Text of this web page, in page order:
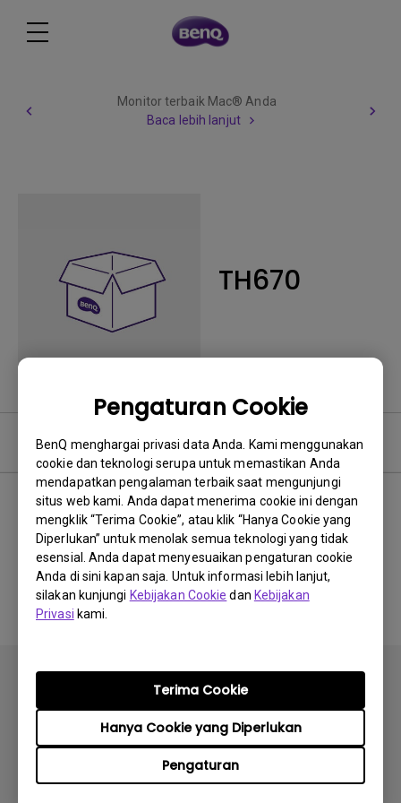
Pengaturan Cookie
BenQ menghargai privasi data Anda. Kami menggunakan
cookie dan teknologi serupa untuk memastikan Anda
mendapatkan pengalaman terbaik saat mengunjungi
situs web kami. Anda dapat menerima cookie ini dengan
mengklik “Terima Cookie”, atau klik “Hanya Cookie yang
Diperlukan” untuk menolak semua teknologi yang tidak
esensial. Anda dapat menyesuaikan pengaturan cookie
Anda di sini kapan saja. Untuk informasi lebih lanjut,
silakan kunjungi Kebijakan Cookie dan Kebijakan
Privasi kami.
Pengaturan
Hanya Cookie yang Diperlukan
Terima Cookie
Monitor terbaik Mac® Anda
Baca lebih lanjut
TH670
Perangkat Lunak
Tidak ada perangkat lunak
&amp; driver terkait